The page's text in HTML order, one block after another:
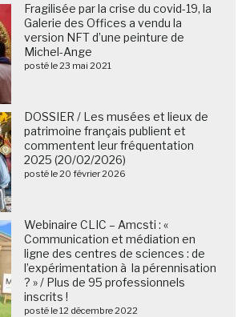
Fragilisée par la crise du covid-19, la
Galerie des Offices a vendu la
version NFT d’une peinture de
Michel-Ange
posté le 23 mai 2021
DOSSIER / Les musées et lieux de
patrimoine français publient et
commentent leur fréquentation
2025 (20/02/2026)
posté le 20 février 2026
Webinaire CLIC – Amcsti : «
Communication et médiation en
ligne des centres de sciences : de
l’expérimentation à la pérennisation
? » / Plus de 95 professionnels
inscrits !
posté le 12 décembre 2022